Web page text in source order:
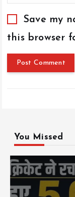
Save my
this browser
You Missed